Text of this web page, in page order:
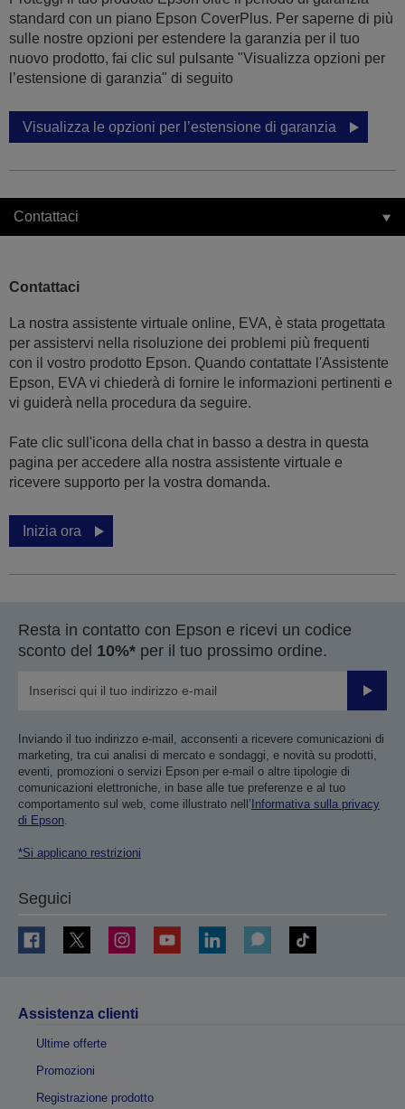
standard con un piano Epson CoverPlus. Per saperne di più
sulle nostre opzioni per estendere la garanzia per il tuo
nuovo prodotto, fai clic sul pulsante "Visualizza opzioni per
l’estensione di garanzia" di seguito
Visualizza le opzioni per l’estensione di garanzia
Contattaci
Contattaci
La nostra assistente virtuale online, EVA, è stata progettata
per assistervi nella risoluzione dei problemi più frequenti
con il vostro prodotto Epson. Quando contattate l'Assistente
Epson, EVA vi chiederà di fornire le informazioni pertinenti e
vi guiderà nella procedura da seguire.
Fate clic sull'icona della chat in basso a destra in questa
pagina per accedere alla nostra assistente virtuale e
ricevere supporto per la vostra domanda.
Inizia ora
Resta in contatto con Epson e ricevi un codice
sconto del 10%* per il tuo prossimo ordine.
Invia
Inviando il tuo indirizzo e-mail, acconsenti a ricevere comunicazioni di
marketing, tra cui analisi di mercato e sondaggi, e novità su prodotti,
eventi, promozioni o servizi Epson per e-mail o altre tipologie di
comunicazioni elettroniche, in base alle tue preferenze e al tuo
comportamento sul web, come illustrato nell’ Informativa sulla privacy
di Epson.
*Si applicano restrizioni
Seguici
Assistenza clienti
Ultime offerte
Promozioni
Registrazione prodotto